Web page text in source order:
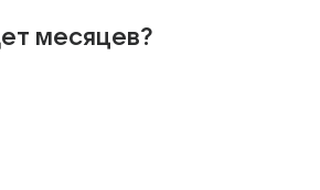
месяцев?